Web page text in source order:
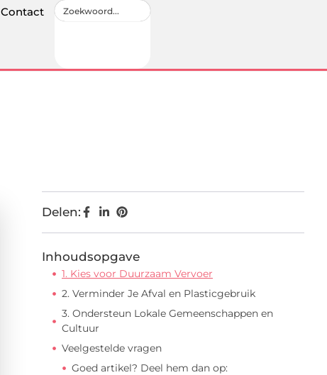
Contact
Delen:
Inhoudsopgave
1. Kies voor Duurzaam Vervoer
2. Verminder Je Afval en Plasticgebruik
3. Ondersteun Lokale Gemeenschappen en
Cultuur
Veelgestelde vragen
Goed artikel? Deel hem dan op: